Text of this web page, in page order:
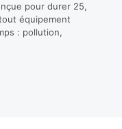
pour durer 25,
équipement
: pollution,